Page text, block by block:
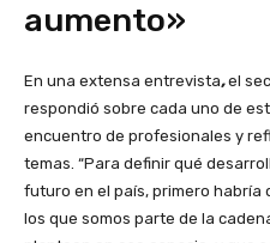
aumento»
En una extensa entrevista,el
respondió sobre cada uno de
encuentro de profesionales y
temas. “Para definir qué
futuro en el país, primero habría
los que somos parte de la